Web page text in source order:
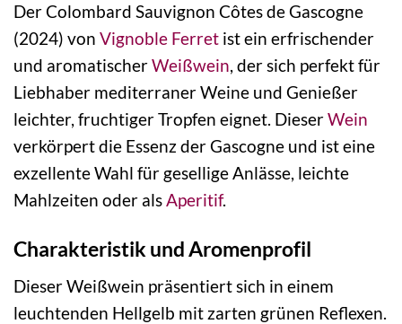
Der Colombard Sauvignon Côtes de Gascogne
(2024) von Vignoble Ferret ist ein erfrischender
und aromatischerWeißwein, der sich perfekt für
Liebhaber mediterraner Weine und Genießer
leichter, fruchtiger Tropfen eignet. DieserWein
verkörpert die Essenz der Gascogne und ist eine
exzellente Wahl für gesellige Anlässe, leichte
Mahlzeiten oder alsAperitif.
Charakteristik und Aromenprofil
Dieser Weißwein präsentiert sich in einem
leuchtenden Hellgelb mit zarten grünen Reflexen.